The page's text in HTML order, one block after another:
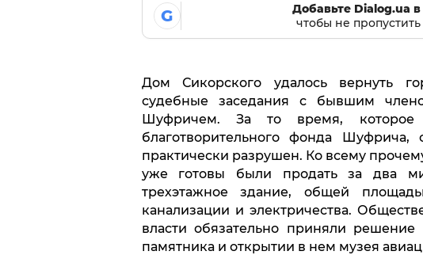
G
Добавьте Dialog.ua в
чтобы не пропустить
Дом Сикорского удалось вернуть
судебные заседания с бывшим
Шуфричем. За то время, которое
благотворительного фонда
практически разрушен. Ко всему
уже готовы были продать за два
трехэтажное здание, общей
канализации и электричества.
власти обязательно приняли решение
памятника и открытии в нем музея